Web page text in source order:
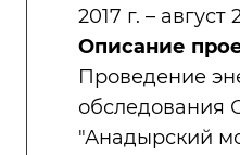
2017 г. – август
Описание
Проведение
обследования
"Анадырский